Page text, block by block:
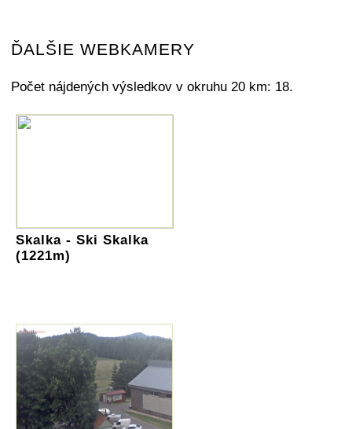
ĎALŠIE WEBKAMERY
Počet nájdených výsledkov v okruhu 20 km: 18.
Skalka - Ski Skalka
(1221m)